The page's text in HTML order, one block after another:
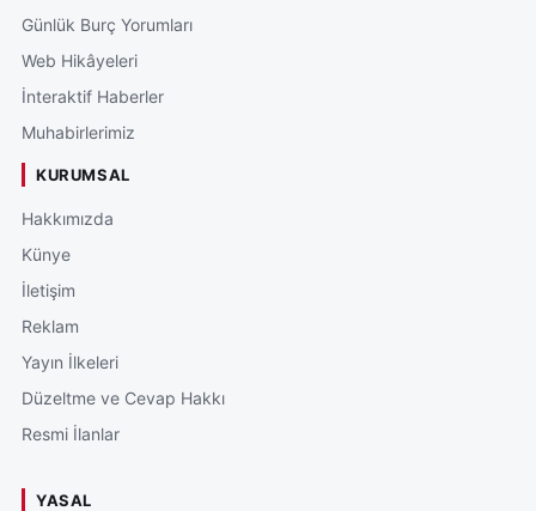
Günlük Burç Yorumları
Web Hikâyeleri
İnteraktif Haberler
Muhabirlerimiz
KURUMSAL
Hakkımızda
Künye
İletişim
Reklam
Yayın İlkeleri
Düzeltme ve Cevap Hakkı
Resmi İlanlar
YASAL